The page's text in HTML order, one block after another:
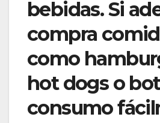
bebidas. Si
compra
como
hot dogs o
consumo